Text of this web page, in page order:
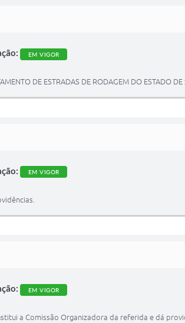
EM VIGOR
DE ESTRADAS DE RODAGEM DO ESTADO
EM VIGOR
EM VIGOR
a Comissão Organizadora da referida e dá